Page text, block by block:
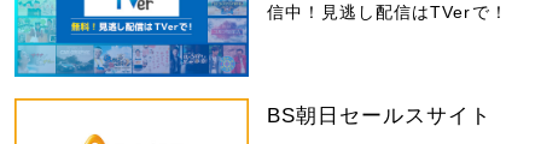
信中！見逃し配信はTVerで！
BS朝日セールスサイト